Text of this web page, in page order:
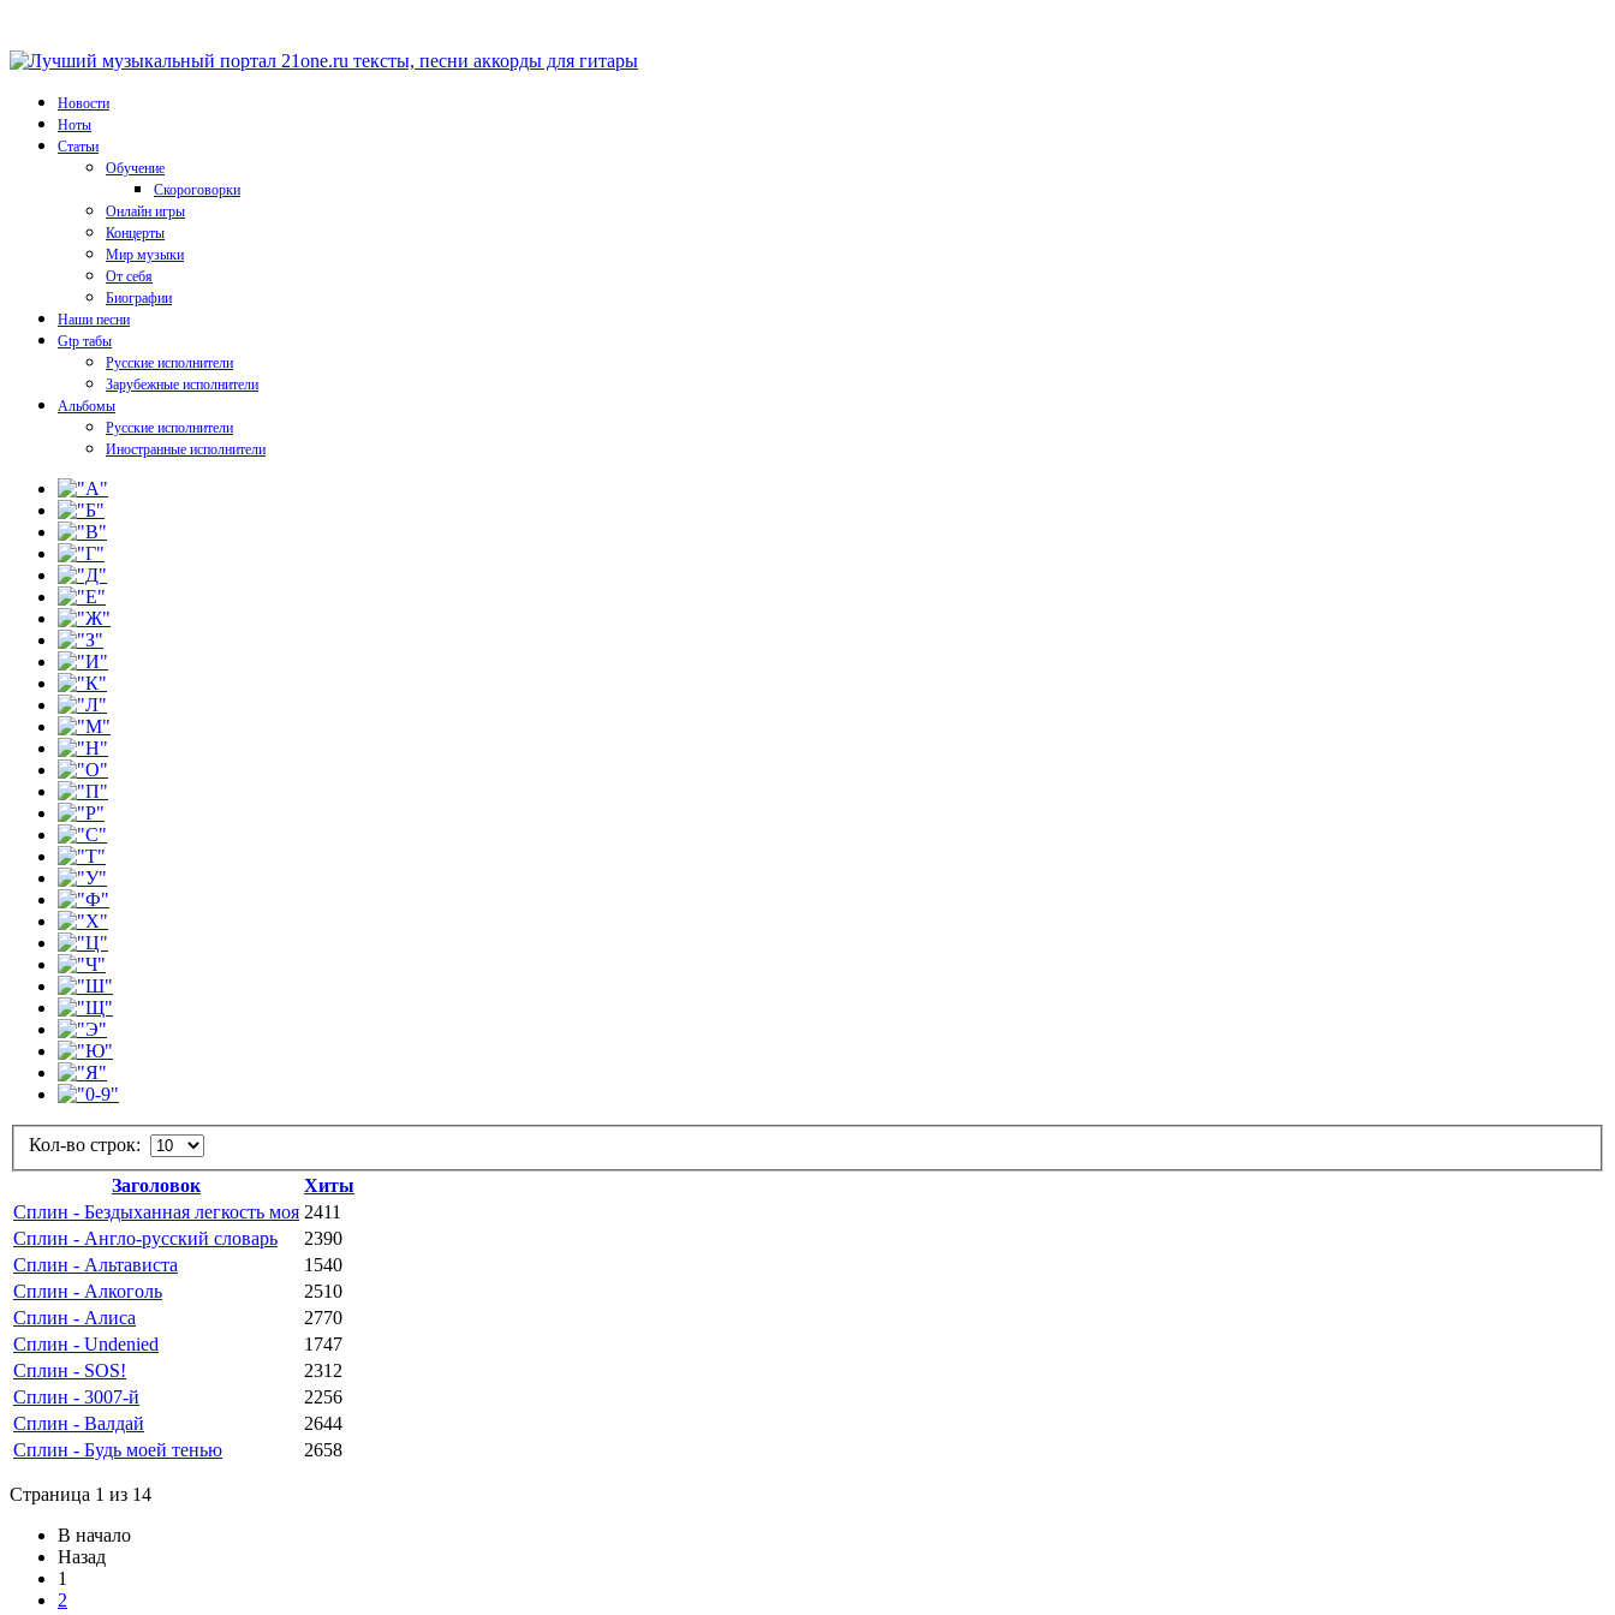
Новости
Ноты
Статьи
Обучение
Скороговорки
Онлайн игры
Концерты
Мир музыки
От себя
Биографии
Наши песни
Gtp табы
Русские исполнители
Зарубежные исполнители
Альбомы
Русские исполнители
Иностранные исполнители
Кол-во строк:
Заголовок
Хиты
Сплин - Бездыханная легкость моя 2411
Сплин - Англо-русский словарь
2390
Сплин - Альтависта
1540
Сплин - Алкоголь
2510
Сплин - Алиса
2770
Сплин - Undenied
1747
Сплин - SOS!
2312
Сплин - 3007-й
2256
Сплин - Валдай
2644
Сплин - Будь моей тенью
2658
Страница 1 из 14
В начало
Назад
1
2